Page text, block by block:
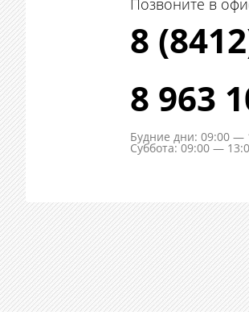
Позвоните в
8
8 963
Будние дни: 09:00 —
Суббота: 09:00 —